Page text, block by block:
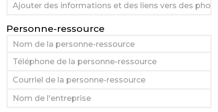
Personne-ressource